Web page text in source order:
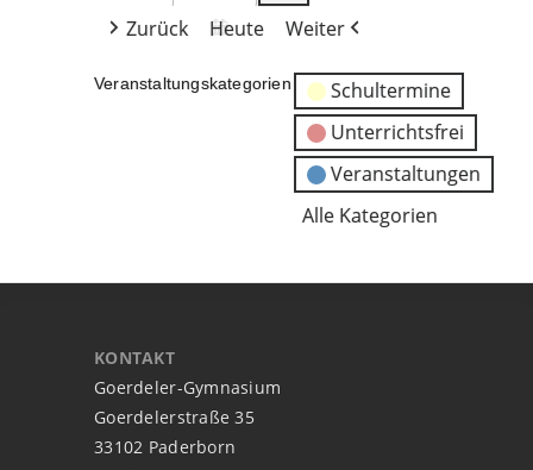
Zurück
Heute Weiter
Veranstaltungskategorien
Schultermine
Unterrichtsfrei
Veranstaltungen
Alle Kategorien
KONTAKT
Goerdeler-Gymnasium
Goerdelerstraße 35
33102 Paderborn